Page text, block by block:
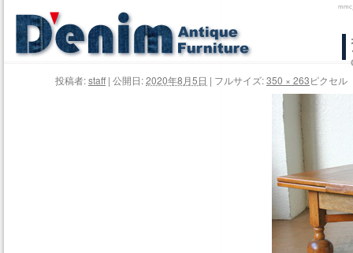
テ
へ
ス
投稿者:staff | 公開日:2020年8月5日 | フルサイズ:350 × 263ピクセル